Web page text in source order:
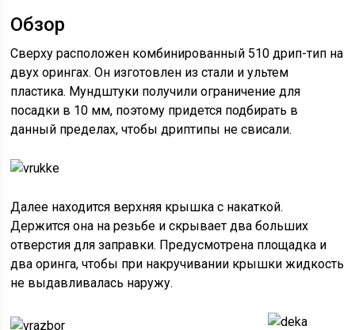
Обзор
Сверху расположен комбинированный 510 дрип-тип на
двух орингах. Он изготовлен из стали и ультем
пластика. Мундштуки получили ограничение для
посадки в 10 мм, поэтому придется подбирать в
данный пределах, чтобы дриптипы не свисали.
Далее находится верхняя крышка с накаткой.
Держится она на резьбе и скрывает два больших
отверстия для заправки. Предусмотрена площадка и
два оринга, чтобы при накручивании крышки жидкость
не выдавливалась наружу.